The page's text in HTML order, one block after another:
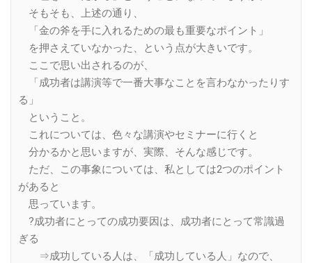
そもそも、上述の通り、
「金の斧を手に入れるための最も重要なポイント」
を押さえていなかった、という点が大きいです。
ここで思い出されるのが、
「成功者は講演等で一番大事なことを言わなかったりす
る」
ということ。
これについては、色々な講演やセミナーに行くと
分かるかと思いますが、実際、そんな感じです。
ただ、この事象については、私としては2つのポイント
があると
思っています。
?成功者にとっての成功要因は、成功者にとって常識過
ぎる
⇒成功している人は、「成功している人」なので、